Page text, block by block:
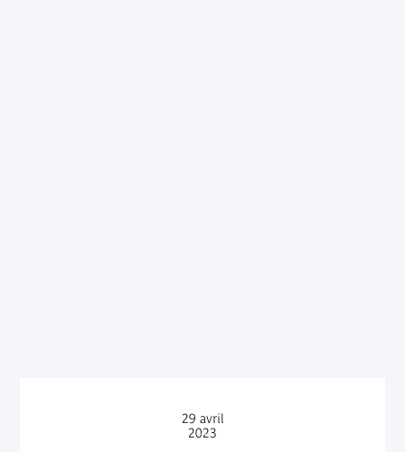
29 avril
2023